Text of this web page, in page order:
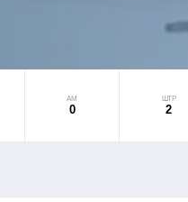
АМ
0
ШТР
2